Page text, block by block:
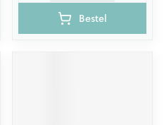
Bestel